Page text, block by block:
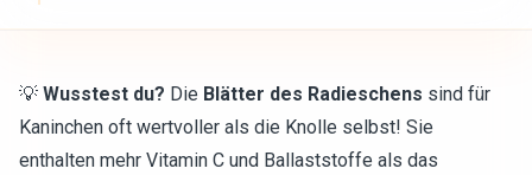
💡 Wusstest du? Die Blätter des Radieschens sind für
Kaninchen oft wertvoller als die Knolle selbst! Sie
enthalten mehr Vitamin C und Ballaststoffe als das